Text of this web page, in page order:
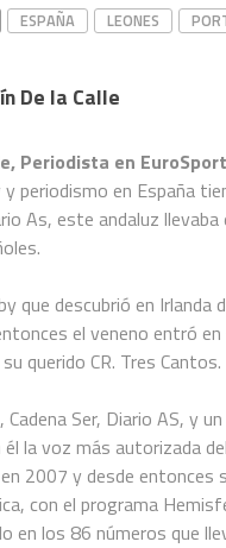
ESPAÑA LEONES
De la Calle
Periodista en
periodismo en España
As, este andaluz
que descubrió en
el veneno entró
querido CR. Tres Cantos.
Cadena Ser, Diario AS, y
la voz más autorizada
2007 y desde
con el programa
en los 86 números que